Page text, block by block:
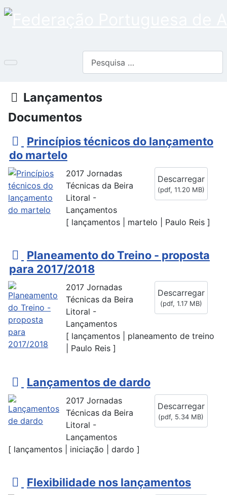
Pasta
Lançamentos
Documentos
p
d
f
Princípios técnicos do lançamento
do martelo
Descarregar
(pdf, 11.20 MB)
2017 Jornadas
Técnicas da Beira
Litoral -
Lançamentos
[ lançamentos | martelo | Paulo Reis ]
p
d
Planeamento do Treino - proposta
para 2017/2018
Descarregar
(pdf, 1.17 MB)
2017 Jornadas
Técnicas da Beira
Litoral -
Lançamentos
[ lançamentos | planeamento de treino
| Paulo Reis ]
p
f
Lançamentos de dardo
Descarregar
(pdf, 5.34 MB)
2017 Jornadas
Técnicas da Beira
Litoral -
Lançamentos
[ lançamentos | iniciação | dardo ]
p
Flexibilidade nos lançamentos